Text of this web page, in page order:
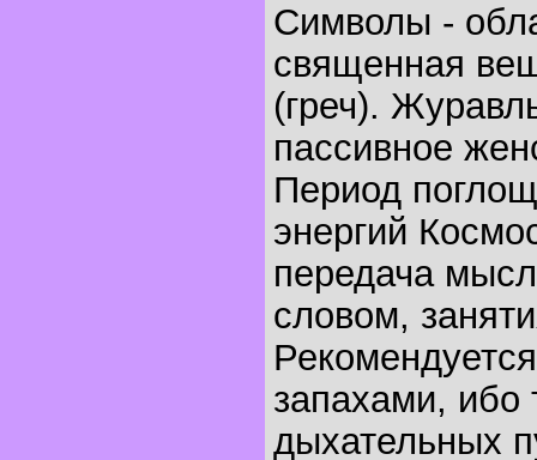
Символы -
священная
(греч).
пассивное
Период
энергий
передача
словом,
запахами, ибо
дыхательных